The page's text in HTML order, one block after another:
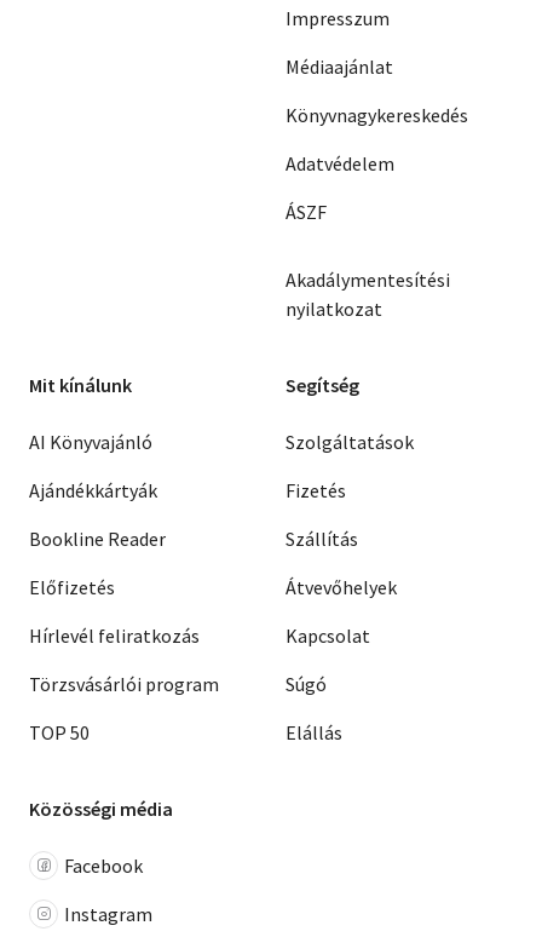
Impresszum
Médiaajánlat
Könyvnagykereskedés
Adatvédelem
ÁSZF
Akadálymentesítési
nyilatkozat
Mit kínálunk
AI Könyvajánló
Ajándékkártyák
Bookline Reader
Előfizetés
Hírlevél feliratkozás
Törzsvásárlói program
TOP 50
Segítség
Szolgáltatások
Fizetés
Szállítás
Átvevőhelyek
Kapcsolat
Súgó
Elállás
Közösségi média
Facebook
Instagram